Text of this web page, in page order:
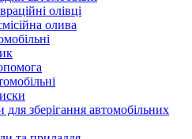
олівці
олива
для зберігання автомобільних